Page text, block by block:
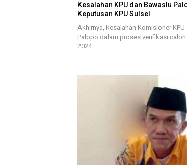
Kesalahan KPU dan Bawaslu
Keputusan KPU Sulsel
Akhirnya, kesalahan Komisioner KPU
Palopo dalam proses verifikasi
2024…